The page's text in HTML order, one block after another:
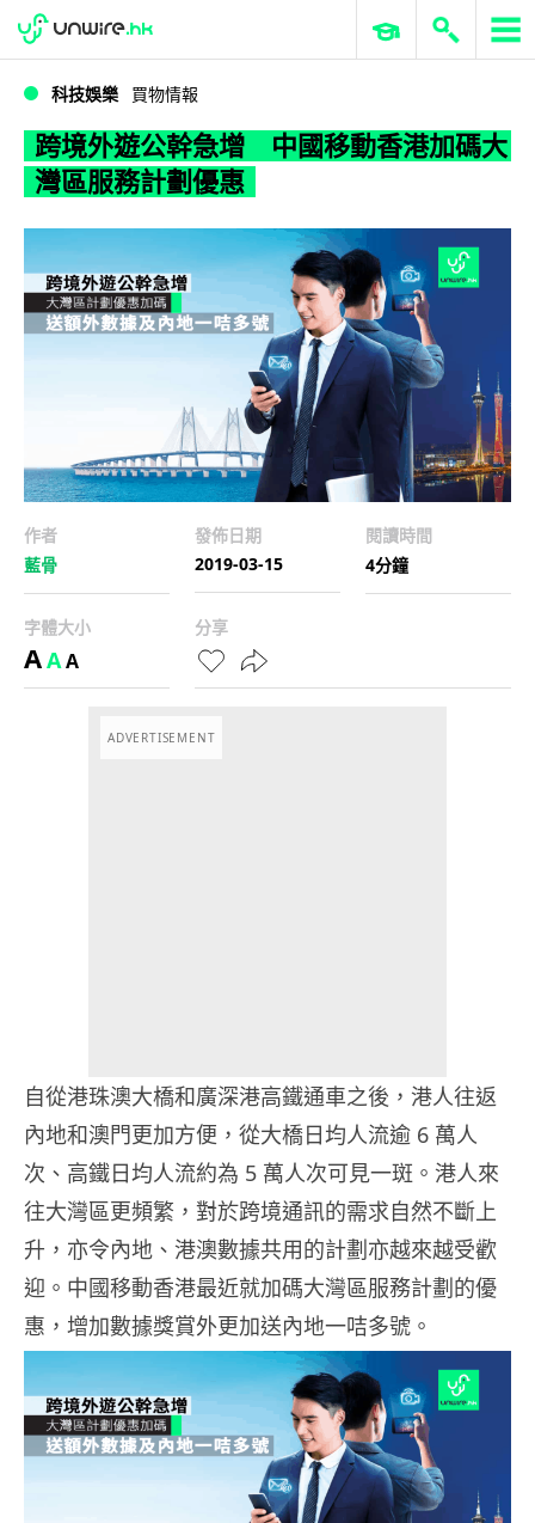
WWDC 2026 ERP 與商業 AI
科技娛樂 買物情報
跨境外遊公幹急增 中國移動香港加碼大
灣區服務計劃優惠
作者
藍骨
發佈日期
2019-03-15
閱讀時間
4分鐘
字體大小
AAA
分享
ADVERTISEMENT
自從港珠澳大橋和廣深港高鐵通車之後，港人往返
內地和澳門更加方便，從大橋日均人流逾 6 萬人
次、高鐵日均人流約為 5 萬人次可見一斑。港人來
往大灣區更頻繁，對於跨境通訊的需求自然不斷上
升，亦令內地、港澳數據共用的計劃亦越來越受歡
迎。中國移動香港最近就加碼大灣區服務計劃的優
惠，增加數據獎賞外更加送內地一咭多號。